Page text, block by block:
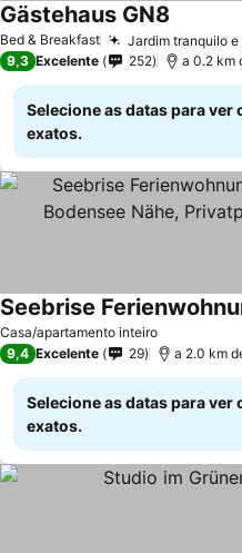
Bed & Breakfast Jardim tranquilo
Gästehaus GN8
9,3 Excelente 252 a 0.2 km
Selecione as datas para ver
exatos.
Casa/apartamento inteiro
9,4 Excelente 29 a 2.0 km
Selecione as datas para ver
exatos.